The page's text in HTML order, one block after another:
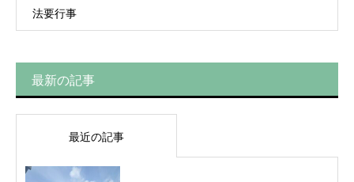
法要行事
最新の記事
最近の記事